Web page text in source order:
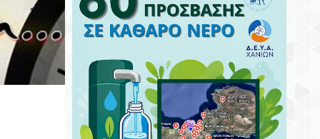
Χανίων
Γιορτή Εφτάζυμου Στην Κασταμονίτσα Με
Την Στήριξη Της Περιφέρειας Κρήτης
Οι Παραστάσεις Στα Κηποθέατρα Του
Δήμου Ηρακλείου,τη Δευτέρα 10
Αυγούστου 2026